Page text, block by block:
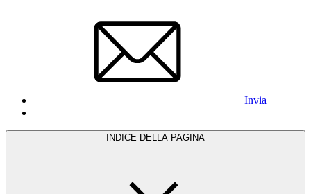
Invia
INDICE DELLA PAGINA